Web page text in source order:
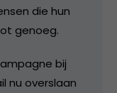
die hun
genoeg.
bij
nu overslaan